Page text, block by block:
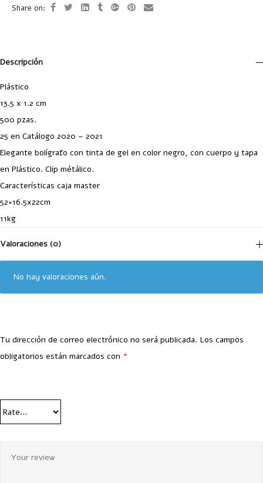
Share on:
Descripción
Plástico
13.5 x 1.2 cm
500 pzas.
25 en Catálogo 2020 – 2021
Elegante bolígrafo con tinta de gel en color negro, con cuerpo y tapa
en Plástico. Clip métálico.
Características caja master
52×16.5x22cm
11kg
Valoraciones (0)
No hay valoraciones aún.
Tu dirección de correo electrónico no será publicada. Los campos
obligatorios están marcados con *